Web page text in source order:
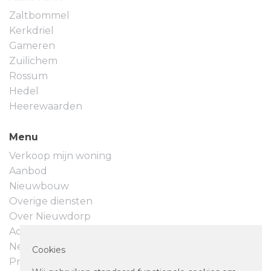
Zaltbommel
Kerkdriel
Gameren
Zuilichem
Rossum
Hedel
Heerewaarden
Menu
Verkoop mijn woning
Aanbod
Nieuwbouw
Overige diensten
Over Nieuwdorp
Actueel
Neem contact op
Privacyverklaring
Cookies